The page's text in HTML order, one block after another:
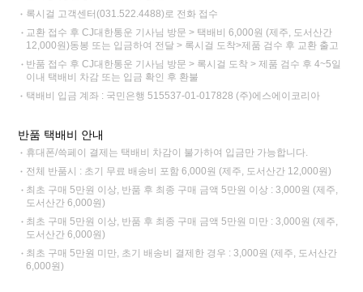
록시걸 고객센터(031.522.4488)로 전화 접수
교환 접수 후 CJ대한통운 기사님 방문 > 택배비 6,000원 (제주, 도서산간
12,000원)동봉 또는 입금하여 전달 > 록시걸 도착>제품 검수 후 교환 출고
반품 접수 후 CJ대한통운 기사님 방문 > 록시걸 도착 > 제품 검수 후 4~5일
이내 택배비 차감 또는 입금 확인 후 환불
택배비 입금 계좌 : 국민은행 515537-01-017828 (주)에스에이코리아
반품 택배비 안내
휴대폰/쓱페이 결제는 택배비 차감이 불가하여 입금만 가능합니다.
전체 반품시 : 초기 무료 배송비 포함 6,000원 (제주, 도서산간 12,000원)
최초 구매 5만원 이상, 반품 후 최종 구매 금액 5만원 이상 : 3,000원 (제주,
도서산간 6,000원)
최초 구매 5만원 이상, 반품 후 최종 구매 금액 5만원 미만 : 3,000원 (제주,
도서산간 6,000원)
최초 구매 5만원 미만, 초기 배송비 결제한 경우 : 3,000원 (제주, 도서산간
6,000원)